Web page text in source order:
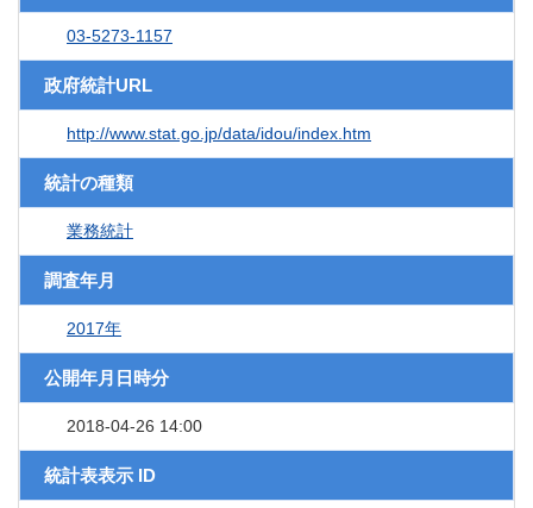
03-5273-1157
政府統計URL
http://www.stat.go.jp/data/idou/index.htm
統計の種類
業務統計
調査年月
2017年
公開年月日時分
2018-04-26 14:00
統計表表示 ID